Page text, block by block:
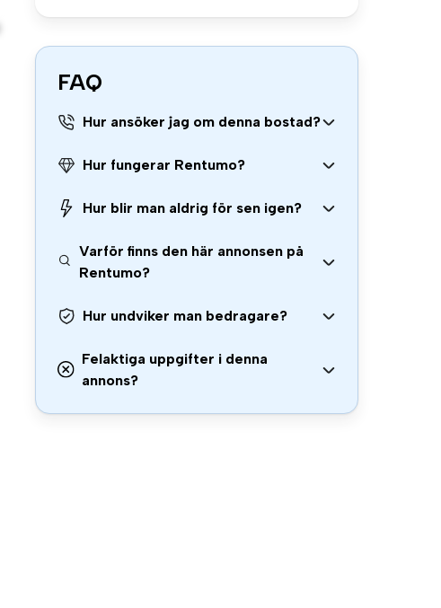
FAQ
Hur ansöker jag om denna bostad?
Hur fungerar Rentumo?
Hur blir man aldrig för sen igen?
Varför finns den här annonsen på
Rentumo?
Hur undviker man bedragare?
Felaktiga uppgifter i denna
annons?